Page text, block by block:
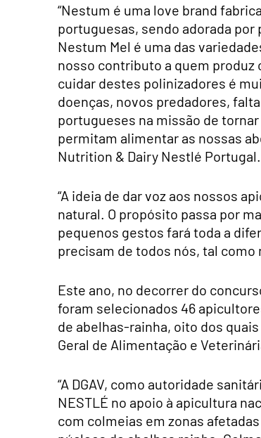
“Nestum é uma love brand
portuguesas, sendo adorada por
Nestum Mel é uma das
nosso contributo a quem produz
cuidar destes polinizadores é
doenças, novos predadores,
portugueses na missão de
permitam alimentar as nossas
Nutrition & Dairy Nestlé Portugal.
“A ideia de dar voz aos nossos
natural. O propósito passa por
pequenos gestos fará toda a
precisam de todos nós, tal como
Este ano, no decorrer do
foram selecionados 46
de abelhas-rainha, oito dos
Geral de Alimentação e
“A DGAV, como autoridade
NESTLÉ no apoio à apicultura
com colmeias em zonas